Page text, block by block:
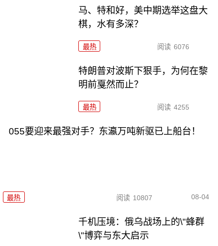
马、特和好，美中期选举这盘大
棋，水有多深？
最热 阅读 6076
特朗普对波斯下狠手，为何在黎
明前戛然而止？
最热 阅读 4255
055要迎来最强对手？东瀛万吨新驱已上船台！
最热 阅读 10807 08-04
千机压境：俄乌战场上的\"蜂群
\"博弈与东大启示